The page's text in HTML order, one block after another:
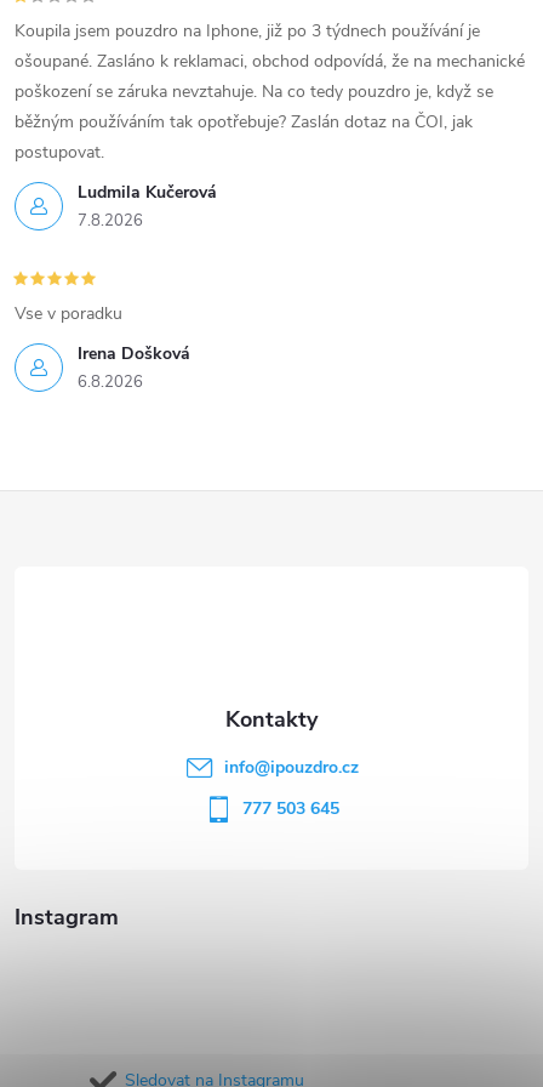
Ludmila Kučerová
7.8.2026
Koupila jsem pouzdro na Iphone, již po 3 týdnech používání je
ošoupané. Zasláno k reklamaci, obchod odpovídá, že na mechanické
poškození se záruka nevztahuje. Na co tedy pouzdro je, když se
běžným používáním tak opotřebuje? Zaslán dotaz na ČOI, jak
postupovat.
Irena Došková
6.8.2026
Vse v poradku
Instagram
Sledovat na Instagramu
info@ipouzdro.cz
777 503 645